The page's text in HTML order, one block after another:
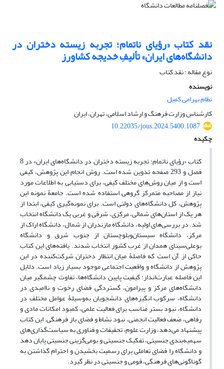
نقد کتاب «رؤیای ناتمام؛ تجربه زیسته دختران در
دانشگاه‌های ایران» تألیفِ خدیجه کشاورز
نوع مقاله : نقد کتاب
نویسنده
نظام بهرامی کمیل
کارشناس وزارت فرهنگ و ارشاد اسلامی، تهران، ایران
10.22035/jous.2024.5400.1087
چکیده
کتاب «رؤیای ناتمام؛ تجربه زیسته دختران در دانشگاه‌های ایران» در 8
فصل و 293 صفحه تدوین شده است. روش انجام این پژوهش، کیفی
است و از میان روش‌های مختلف کیفی، برای دستیابی به اطلاعات مورد
نیاز از مصاحبه متمرکز گروهی استفاده شده است. جامعۀ نمونه این
پژوهش، کل دانشگاه‌های دولتی است. برای نمونه‌گیری کیفی، ابتدا از
هر یک از استان‌های شمالی، مرکزی، شرقی و غربی یک دانشگاه انتخاب
شد. در بررسی‌های اولیه، دانشگاه مازندران از شمال، دانشگاه اراک از
مرکز، دانشگاه سیستان‌و‌بلوچستان از جنوب شرق و دانشگاه
بوعلی‌سینای همدان از غرب کشور انتخاب شدند. یافته‌های این کتاب
حاکی از آن است که فاصلۀ میان انتظار دختران شرکت‌کننده در این
پژوهش از دانشگاه و واقعیت اجتماعی موجود بسیار زیاد است. دلایل
این فاصله عبارت‌اند‌از: کیفیت پایین دانشگاه‌ها، تفاوت چشمگیر میان
دانشگاه‌های مرکز و پیرامون، گستردگی فضای رخوت و ناامیدی در
دانشگاه، سرکوب انگیزه‌های دانشجویان به‌وسیلۀ عوامل مختلف در
دانشگاه، نبود بستر مناسب برای فعالیت علمی، کمبود امکانات مادی و
رفاهی، ضعف فعالیت انجمنی، نبود نشاط و فضای باز فرهنگی. این کتاب
پیشنهاد می‌دهد، وزارت علوم، تحقیقات و فناوری به سیاست‌گذاری‌های
سهمیه‌بندی جنسیتی، تفکیک جنسیتی و بومی‌گزینی جنسیتی پایان دهد
و دانشگاه را فضای تعاملی برای رسمیت بخشیدن و احترام گذاشتن به
گوناگونی‌های فرهنگی، قومی و جنسیتی در نظر گیرد.